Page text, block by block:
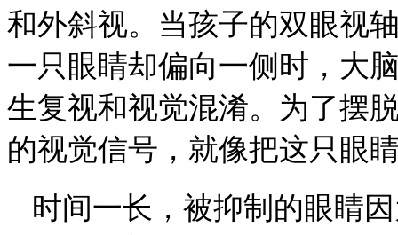
和外斜视。当孩子的双眼视
一只眼睛却偏向一侧时，大
生复视和视觉混淆。为了摆
的视觉信号，就像把这只眼
时间一长，被抑制的眼睛